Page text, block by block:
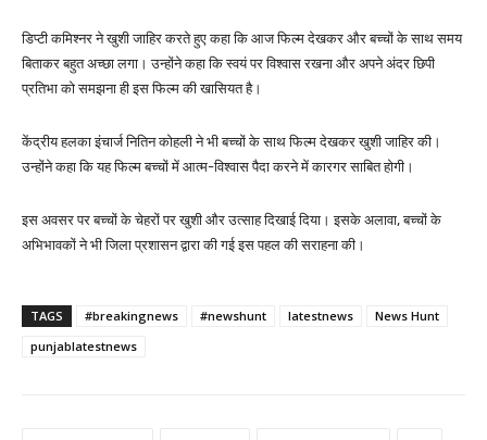
डिप्टी कमिश्नर ने खुशी जाहिर करते हुए कहा कि आज फिल्म देखकर और बच्चों के साथ समय
बिताकर बहुत अच्छा लगा। उन्होंने कहा कि स्वयं पर विश्वास रखना और अपने अंदर छिपी
प्रतिभा को समझना ही इस फिल्म की खासियत है।
केंद्रीय हलका इंचार्ज नितिन कोहली ने भी बच्चों के साथ फिल्म देखकर खुशी जाहिर की।
उन्होंने कहा कि यह फिल्म बच्चों में आत्म-विश्वास पैदा करने में कारगर साबित होगी।
इस अवसर पर बच्चों के चेहरों पर खुशी और उत्साह दिखाई दिया। इसके अलावा, बच्चों के
अभिभावकों ने भी जिला प्रशासन द्वारा की गई इस पहल की सराहना की।
TAGS #breakingnews #newshunt latestnews
News Hunt
punjablatestnews